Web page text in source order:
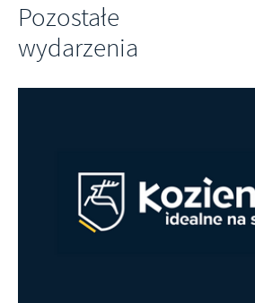
Pozostałe
wydarzenia